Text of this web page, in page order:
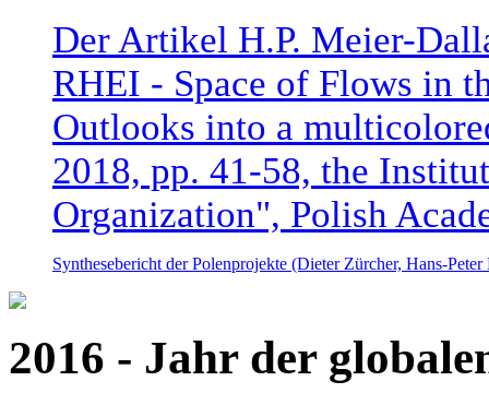
Der Artikel H.P. Meier-
RHEI - Space of Flows in
Outlooks into a
2018, pp. 41-58, the
Organization", Polish
Synthesebericht der Polenprojekte (Dieter Zürcher, Hans-
2016 - Jahr der